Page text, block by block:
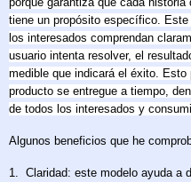
tiene un propósito específico.
los interesados comprendan
usuario intenta resolver, el
medible que indicará el éxito. Esto
producto se entregue a tiempo,
de todos los interesados y
Algunos beneficios que he
1.
Claridad: este modelo ayuda a